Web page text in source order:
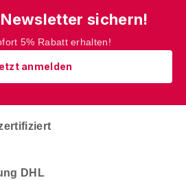
sichern!
5% Rabatt erhalten!
anmelden
DHL